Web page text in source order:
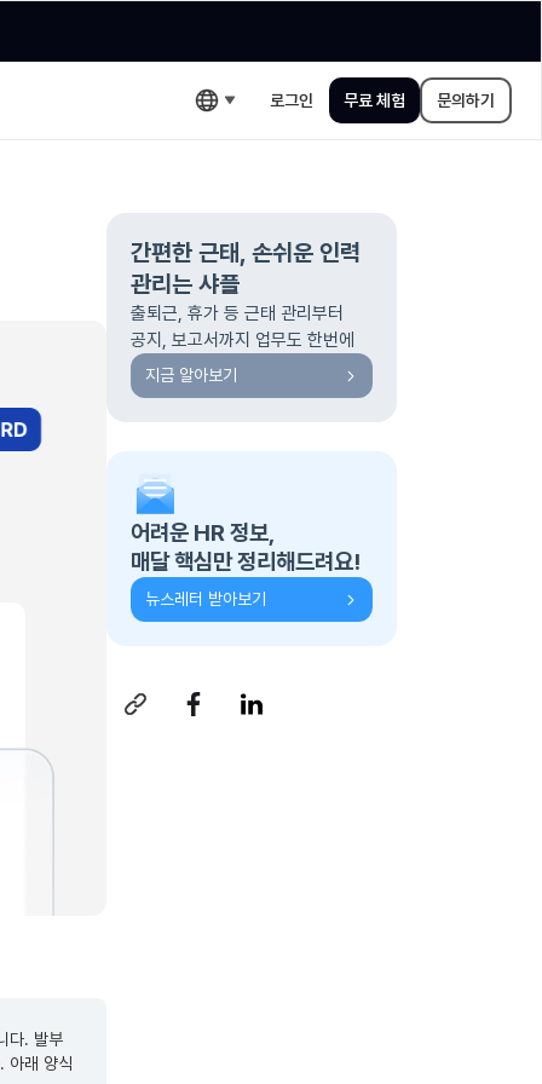
로그인 무료 체험 문의하기
다. 발부
아래 양식
간편한 근태, 손쉬운 인력
관리는 샤플
출퇴근, 휴가 등 근태 관리부터
공지, 보고서까지 업무도 한번에
지금 알아보기
어려운 HR 정보,
매달 핵심만 정리해드려요!
뉴스레터 받아보기